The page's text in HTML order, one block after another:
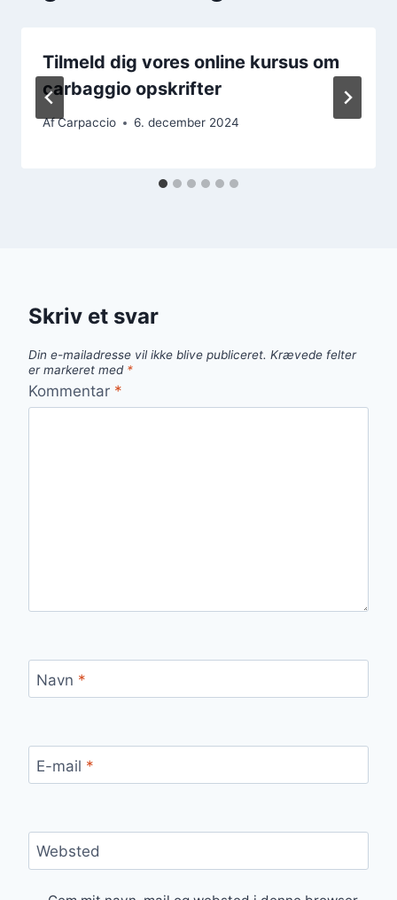
Tilmeld dig vores online kursus om
carbaggio opskrifter
AfCarpaccio 6. december 2024
Skriv et svar
Din e-mailadresse vil ikke blive publiceret. Krævede felter
er markeret med *
Kommentar *
Navn *
E-mail *
Websted